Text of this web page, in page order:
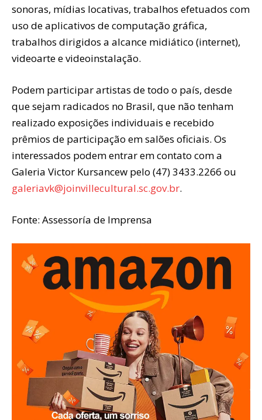
sonoras, mídias locativas, trabalhos efetuados com
uso de aplicativos de computação gráfica,
trabalhos dirigidos a alcance midiático (internet),
videoarte e videoinstalação.
Podem participar artistas de todo o país, desde
que sejam radicados no Brasil, que não tenham
realizado exposições individuais e recebido
prêmios de participação em salões oficiais. Os
interessados podem entrar em contato com a
Galeria Victor Kursancew pelo (47) 3433.2266 ou
galeriavk@joinvillecultural.sc.gov.br.
Fonte: Assessoría de Imprensa